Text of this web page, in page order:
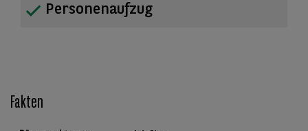
Personenaufzug
Fakten